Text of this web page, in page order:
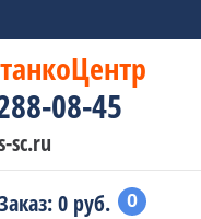
08-45
sc.ru
0 руб. 0